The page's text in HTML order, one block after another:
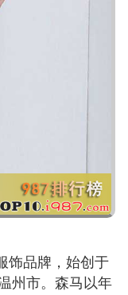
饰品牌，始创于
州市。森马以年